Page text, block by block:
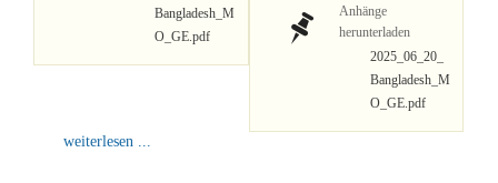
Bangladesh_M
O_GE.pdf
weiterlesen ...
Anhänge
herunterladen
2025_06_20_
Bangladesh_M
O_GE.pdf